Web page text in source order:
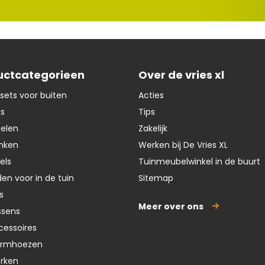
voor buiten
voor in de tuin
Over de vries xl
Acties
Tips
Zakelijk
Werken bij De Vries XL
Tuinmeubelwinkel in de buurt
Sitemap
Meer over ons